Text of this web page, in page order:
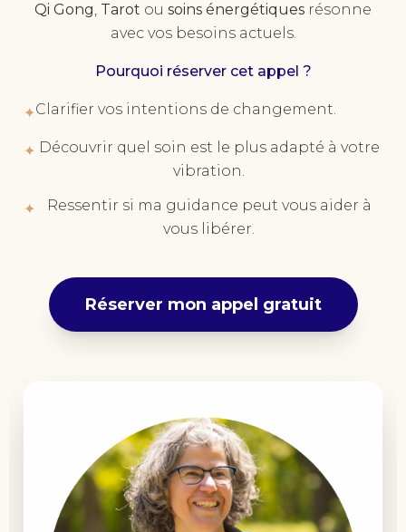
Qi Gong, Tarot ou soins énergétiques résonne
avec vos besoins actuels.
Pourquoi réserver cet appel ?
✦Clarifier vos intentions de changement.
✦ Découvrir quel soin est le plus adapté à votre
vibration.
✦
Ressentir si ma guidance peut vous aider à
vous libérer.
Réserver mon appel gratuit